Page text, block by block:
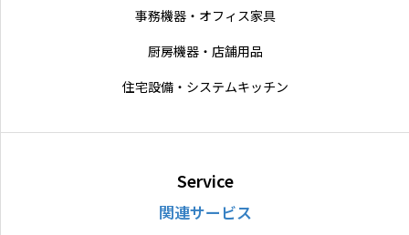
事務機器・オフィス家具
厨房機器・店舗用品
住宅設備・システムキッチン
Service
関連サービス